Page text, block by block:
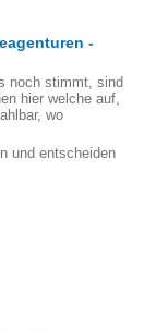
-
noch stimmt, sind
hier welche auf,
wo
und entscheiden